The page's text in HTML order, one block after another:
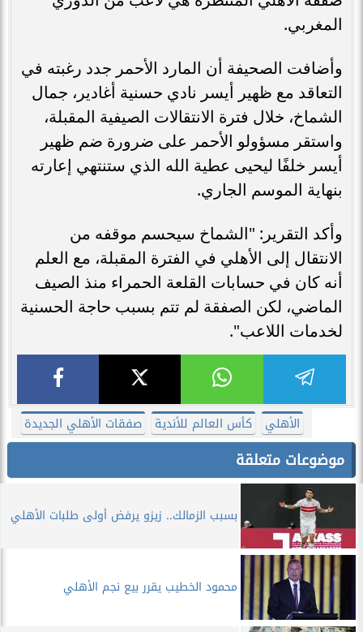
المغربي.
وأضافت الصحيفة أن المارد الأحمر جدد رغبته في
التعاقد مع ظهير أيسر نادي حسنية أغادير، جمال
الشماخ، خلال فترة الانتقالات الصيفية المقبلة،
واستقر مسؤولو الأحمر على ضرورة ضم ظهير
أيسر خلفًا ليحيى عطية الله الذي ستنتهي إعارته
بنهاية الموسم الجاري.
وأكد التقرير: "الشماخ سيحسم موقفه من
الانتقال إلى الأهلي في الفترة المقبلة، مع العلم
أنه كان في حسابات القلعة الحمراء منذ الصيف
الماضي، لكن الصفقة لم تتم بسبب حاجة الحسنية
لخدمات اللاعب".
الأهلي كأس العالم للأندية صفقات الأهلي الجديدة
موضوعات متعلقة
بسبب الزمالك.. زيزو يرفض أولى طلبات الأهلي
محمود الخطيب يقرر بيع نجم الأهلي